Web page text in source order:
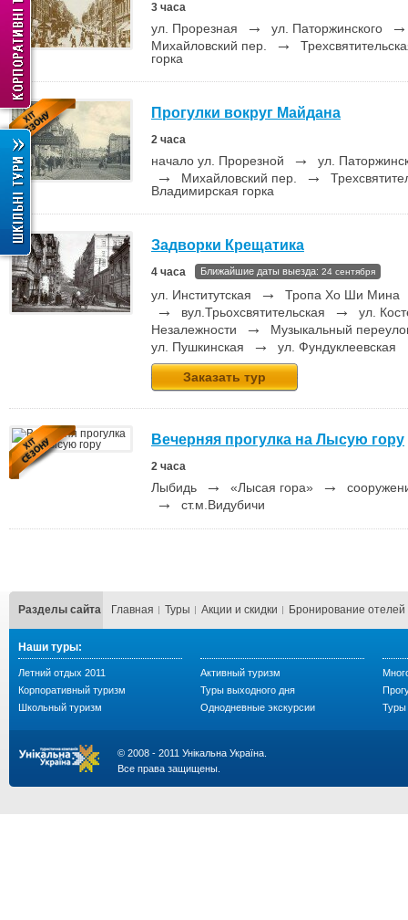
3 часа
ул. Прорезная → ул. Паторжинского
Михайловский пер. →
горка
Прогулки вокруг Майдана
2 часа
начало ул. Прорезной → ул.
→ Михайловский пер. →
Владимирская горка
Задворки Крещатика
4 часа Ближайшие даты выезда: 24 сентября
ул. Институтская → Тропа Хо Ши Мина
→
вул.Трьохсвятительская →
ул.
Незалежности
→
Музыкальный
ул. Пушкинская
→ ул. Фундуклеевская
Заказать тур
Вечерняя прогулка на Лысую гору
2 часа
Лыбидь → «Лысая гора» →
→ ст.м.Видубичи
Разделы сайта Главная Туры Акции и скидки Бронирование отелей
Наши туры:
Летний отдых 2011
Корпоративный туризм
Школьный туризм
Активный туризм
Туры выходного дня
Однодневные экскурсии
Туры
© 2008 - 2011 Унікальна Україна.
Все права защищены.